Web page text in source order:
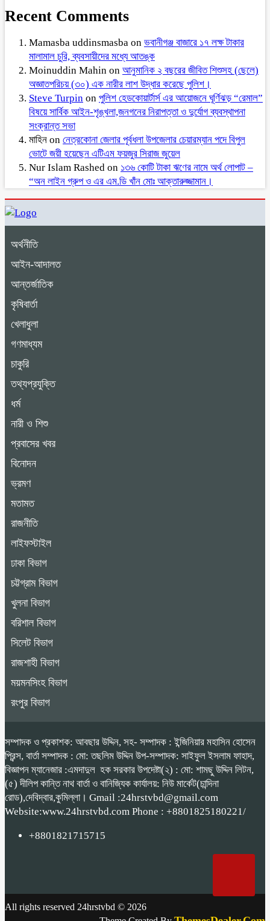
Recent Comments
Mamasba uddinsmasba on ভবানীগঞ্জ বাজারে ১৭ লক্ষ টাকার
মালামাল চুরি, ব্যবসায়ীদের মধ্যে আতঙ্ক
Moinuddin Mahin on আনুমানিক ২ বছরের জীবিত শিশুসহ (ছেলে)
অজ্ঞাতপরিচয় (৩০) এক নারীর লাশ উদ্ধার করেছে পুলিশ।
Steve Turpin on পুলিশ হেডকোয়ার্টার্স এর আয়োজনে ঘূর্ণিঝড় “রেমাল”
বিষয়ে সার্বিক আইন-শৃঙ্খলা,জনগনের নিরাপত্তা ও দুর্যোগ ব্যবস্থাপনা
সংক্রান্ত সভা
মাহিন on নেত্রকোনা জেলার পূর্বধলা উপজেলার চেয়ারম্যান পদে বিপুল
ভোটে জয়ী হয়েছেন এটিএম ফয়জুর সিরাজ জুয়েল
Nur Islam Rashed on ১৩৬ কোটি টাকা ঋণের নামে অর্থ লোপাট –
“অন লাইন গ্রুপ ও এর এম.ডি খাঁন মোঃ আক্তারুজ্জামান।
অর্থনীতি
আইন-আদালত
আন্তর্জাতিক
কৃষিবার্তা
খেলাধুলা
গণমাধ্যম
চাকুরি
তথ্যপ্রযুক্তি
ধর্ম
নারী ও শিশু
প্রবাসের খবর
বিনোদন
ভ্রমণ
মতামত
রাজনীতি
লাইফস্টাইল
ঢাকা বিভাগ
চট্টগ্রাম বিভাগ
খুলনা বিভাগ
বরিশাল বিভাগ
সিলেট বিভাগ
রাজশাহী বিভাগ
ময়মনসিংহ বিভাগ
রংপুর বিভাগ
সম্পাদক ও প্রকাশক: আবছার উদ্দিন, সহ- সম্পাদক : ইন্জিনিয়ার মহাসিন হোসেন
প্রিন্স, বার্তা সম্পাদক : মো: তছলিম উদ্দিন উপ-সম্পাদক: সাইফুল ইসলাম ফাহাদ,
বিজ্ঞাপন ম্যানেজার :এমদাদুল হক সরকার উপদেষ্টা(২) : মো: শামছু উদ্দিন লিটন,
(৫) দীলিপ কান্তি নাথ বার্তা ও বানিজ্যিক কার্যালয়: নিউ মার্কেট(চান্দিনা
রোড),দেবিদ্বার,কুমিল্লা। Gmail :24hrstvbd@gmail.com
Website:www.24hrstvbd.com Phone : +8801825180221/
+8801821715715
All rights reserved 24hrstvbd © 2026